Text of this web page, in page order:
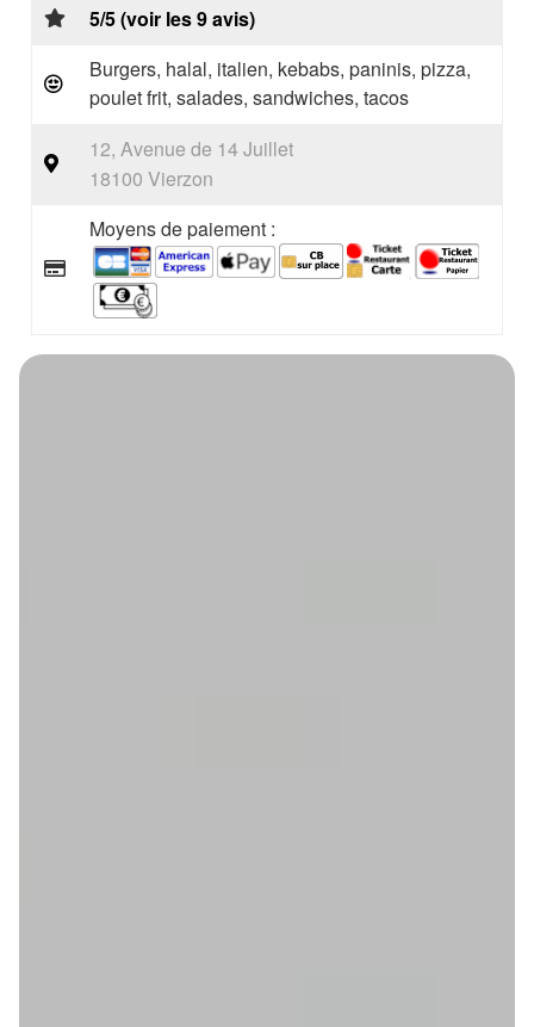
5/5 (voir les 9 avis)
Burgers, halal, italien, kebabs, paninis, pizza,
poulet frit, salades, sandwiches, tacos
12, Avenue de 14 Juillet
18100 Vierzon
Moyens de paiement :